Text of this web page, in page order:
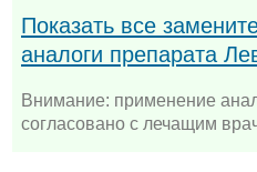
Показать все
аналоги препарата
Внимание: применение
согласовано с лечащим